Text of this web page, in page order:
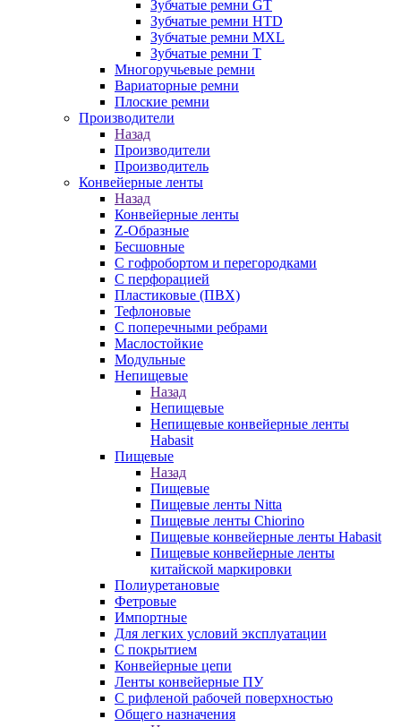
Зубчатые ремни GT
Зубчатые ремни HTD
Зубчатые ремни MXL
Зубчатые ремни Т
Многоручьевые ремни
Вариаторные ремни
Плоские ремни
Производители
Назад
Производители
Производитель
Конвейерные ленты
Назад
Конвейерные ленты
Z-Образные
Бесшовные
С гофробортом и перегородками
С перфорацией
Пластиковые (ПВХ)
Тефлоновые
С поперечными ребрами
Маслостойкие
Модульные
Непищевые
Назад
Непищевые
Непищевые конвейерные ленты
Habasit
Пищевые
Назад
Пищевые
Пищевые ленты Nitta
Пищевые ленты Chiorino
Пищевые конвейерные ленты Habasit
Пищевые конвейерные ленты
китайской маркировки
Полиуретановые
Фетровые
Импортные
Для легких условий эксплуатации
С покрытием
Конвейерные цепи
Ленты конвейерные ПУ
С рифленой рабочей поверхностью
Общего назначения